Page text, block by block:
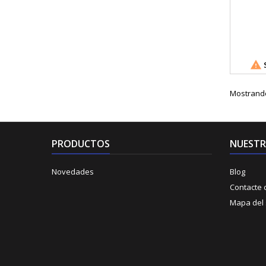

PRODUCTOS
Novedades
Blog
Contacte
Mapa del